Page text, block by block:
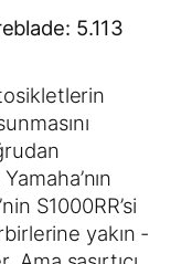
5.113
S1000RR’si
yakın -